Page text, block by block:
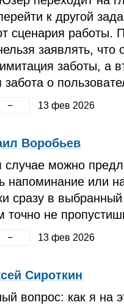
к другой
сценария работы.
заявлять, что
заботы, а
забота о
13 фев 2026
Воробьев
случае можно
напоминание или
сразу в выбранный
точно не
13 фев 2026
Сироткин
вопрос: как я на